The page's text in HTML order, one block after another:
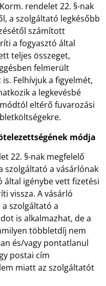
rendelet 22. §-nak
a szolgáltató legkésőbb
számított
a fogyasztó által
teljes összeget,
felmerült
Felhívjuk a figyelmét,
a legkevésbé
eltérő fuvarozási
módja
22. §-nak megfelelő
szolgáltató a vásárlónak
által igénybe vett fizetési
vissza. A vásárló
szolgáltató a
is alkalmazhat, de a
többletdíj nem
és/vagy pontatlanul
postai cím
miatt az szolgáltatót